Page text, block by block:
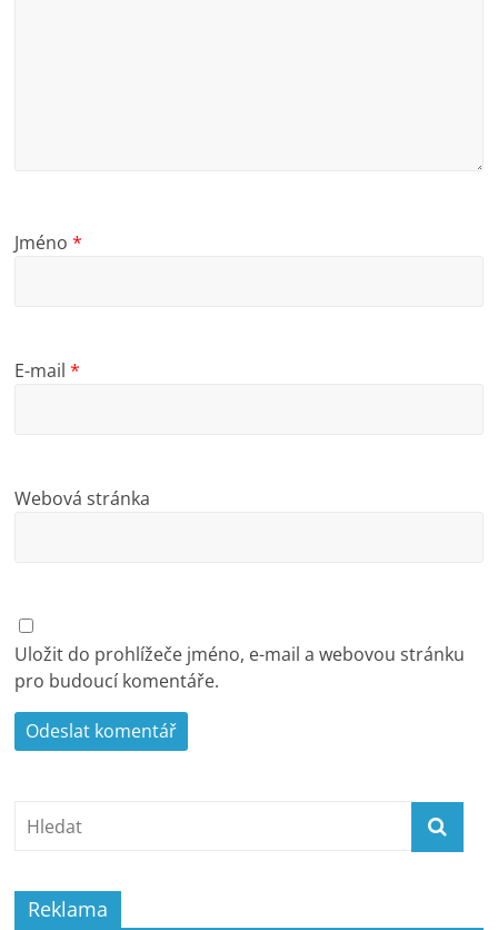
Jméno*
E-mail*
Webová stránka
Uložit do prohlížeče jméno, e-mail a webovou stránku
pro budoucí komentáře.
Reklama